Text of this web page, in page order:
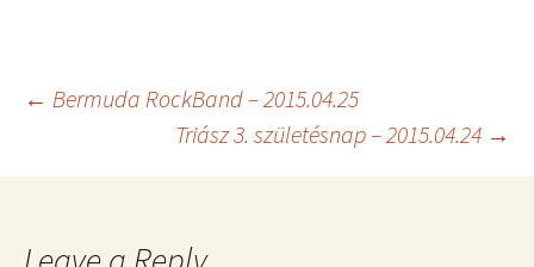
Post
navigation
← Bermuda RockBand – 2015.04.25
Triász 3. születésnap – 2015.04.24 →